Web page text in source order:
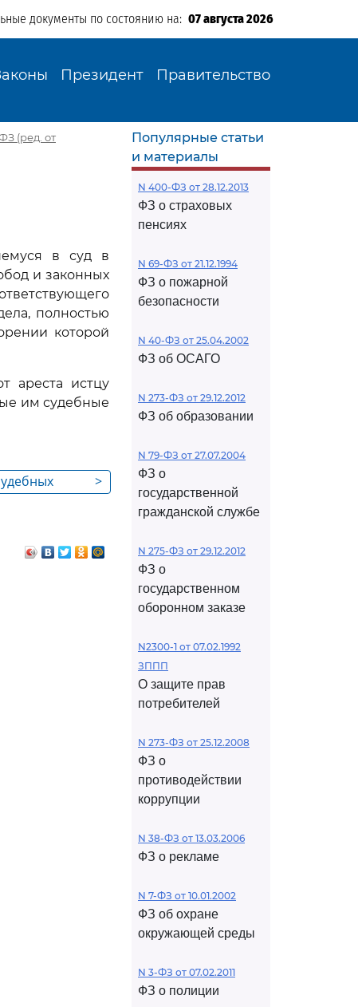
документы по состоянию на: 07 августа 2026
Президент Правительство
(ред. от
в суд в
и законных
полностью
которой
ареста истцу
им судебные
>
Популярные статьи
и материалы
N 400-ФЗ от 28.12.2013
ФЗ о страховых
пенсиях
N 69-ФЗ от 21.12.1994
ФЗ о пожарной
безопасности
N 40-ФЗ от 25.04.2002
ФЗ об ОСАГО
N 273-ФЗ от 29.12.2012
ФЗ об образовании
N 79-ФЗ от 27.07.2004
ФЗ о
государственной
гражданской службе
N 275-ФЗ от 29.12.2012
ФЗ о
государственном
оборонном заказе
N2300-1 от 07.02.1992
ЗППП
О защите прав
потребителей
N 273-ФЗ от 25.12.2008
ФЗ о
противодействии
коррупции
N 38-ФЗ от 13.03.2006
ФЗ о рекламе
N 7-ФЗ от 10.01.2002
ФЗ об охране
окружающей среды
N 3-ФЗ от 07.02.2011
ФЗ о полиции